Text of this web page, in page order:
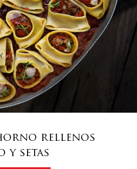
rellenos
y setas